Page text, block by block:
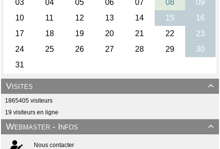

Visites
1865405 visiteurs
19 visiteurs en ligne

Webmaster - Infos
Nous contacter